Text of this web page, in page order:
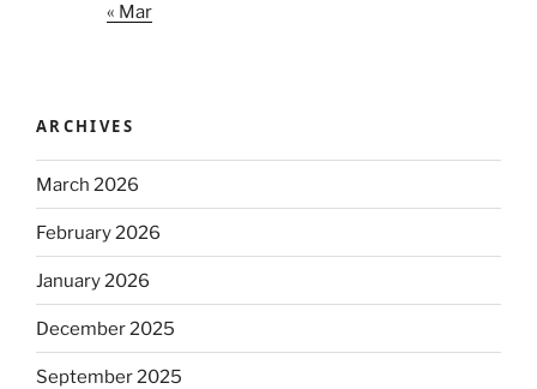
« Mar
ARCHIVES
March 2026
February 2026
January 2026
December 2025
September 2025